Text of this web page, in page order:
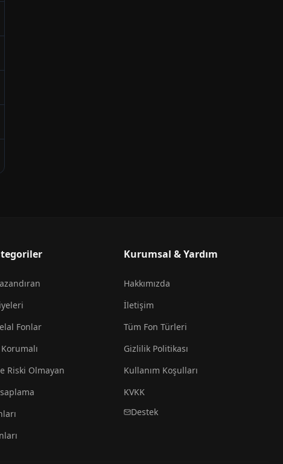
Fonlar
Riski Olmayan
Kurumsal & Yardım
Hakkımızda
İletişim
Tüm Fon Türleri
Gizlilik Politikası
Kullanım Koşulları
KVKK
Destek